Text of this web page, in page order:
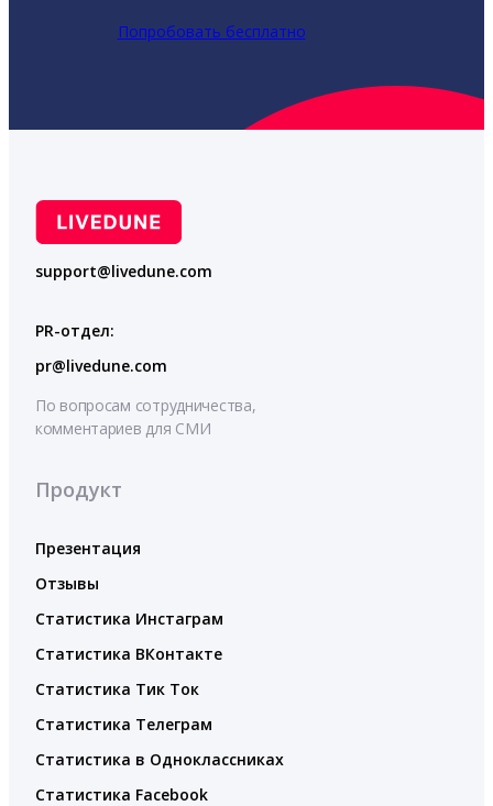
Попробовать бесплатно
support@livedune.com
PR-отдел:
pr@livedune.com
По вопросам сотрудничества,
комментариев для СМИ
Продукт
Презентация
Отзывы
Статистика Инстаграм
Статистика ВКонтакте
Статистика Тик Ток
Статистика Телеграм
Статистика в Одноклассниках
Статистика Facebook